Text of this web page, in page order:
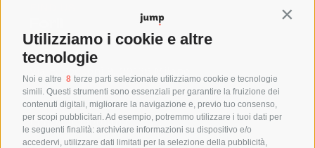
Utilizziamo i cookie e altre
tecnologie
Noi e altre 8 terze parti selezionate utilizziamo cookie e tecnologie
simili. Questi strumenti sono essenziali per garantire la fruizione dei
contenuti digitali, migliorare la navigazione e, previo tuo consenso,
per scopi pubblicitari. Ad esempio, potremmo utilizzare i tuoi dati per
le seguenti finalità: archiviare informazioni su dispositivo e/o
accedervi, utilizzare dati limitati per la selezione della pubblicità,
Via Bertini 207 47122, Forlì (FC)
Milano
Via F. Bocconi 9, 20136 Milano
SAY HELLO
+39 0543 1796899
info@jumpgroup.it